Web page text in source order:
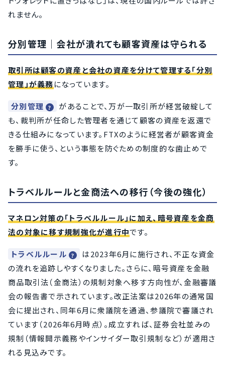
れません。
分別管理｜会社が潰れても顧客資産は守られる
取引所は顧客の資産と会社の資産を分けて管理する「分別
管理」が義務になっています。
分別管理
があることで、万が一取引所が経営破綻して
も、裁判所が任命した管理者を通じて顧客の資産を返還で
きる仕組みになっています。FTXのように経営者が顧客資金
を勝手に使う、という事態を防ぐための制度的な歯止めで
す。
トラベルルールと金商法への移行（今後の強化）
マネロン対策の「トラベルルール」に加え、暗号資産を金商
法の対象に移す規制強化が進行中です。
トラベルルール
は2023年6月に施行され、不正な資金
の流れを追跡しやすくなりました。さらに、暗号資産を金融
商品取引法（金商法）の規制対象へ移す方向性が、金融審議
会の報告書で示されています。改正法案は2026年の通常国
会に提出され、同年6月に衆議院を通過、参議院で審議され
ています（2026年6月時点）。成立すれば、証券会社並みの
規制（情報開示義務やインサイダー取引規制など）が適用さ
れる見込みです。